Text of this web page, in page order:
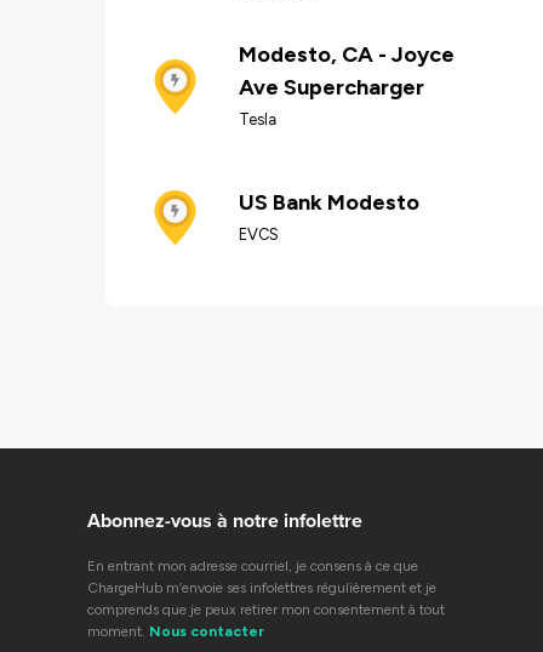
Modesto, CA - Joyce
Ave Supercharger
Tesla
US Bank Modesto
EVCS
Abonnez-vous à notre infolettre
En entrant mon adresse courriel, je consens à ce que
ChargeHub m’envoie ses infolettres régulièrement et je
comprends que je peux retirer mon consentement à tout
moment. Nous contacter